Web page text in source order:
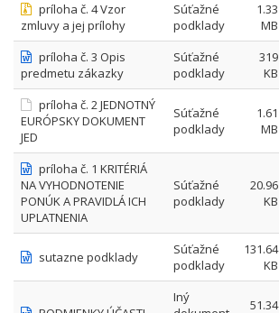
príloha č. 4 Vzor
zmluvy a jej prílohy
Súťažné
podklady
1.33
MB
príloha č. 3 Opis
predmetu zákazky
Súťažné
podklady
319
KB
príloha č. 2 JEDNOTNÝ
EURÓPSKY DOKUMENT
JED
Súťažné
podklady
1.61
MB
príloha č. 1 KRITÉRIÁ
NA VYHODNOTENIE
PONÚK A PRAVIDLÁ ICH
UPLATNENIA
Súťažné
podklady
20.96
KB
sutazne podklady
Súťažné
podklady
131.64
KB
Iný
51.34